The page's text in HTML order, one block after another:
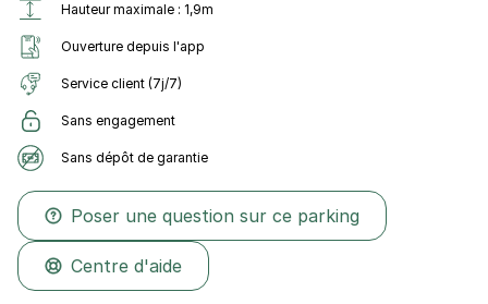
Hauteur maximale : 1,9m
Ouverture depuis l'app
Service client (7j/7)
Sans engagement
Sans dépôt de garantie
Poser une question sur ce parking
Centre d'aide